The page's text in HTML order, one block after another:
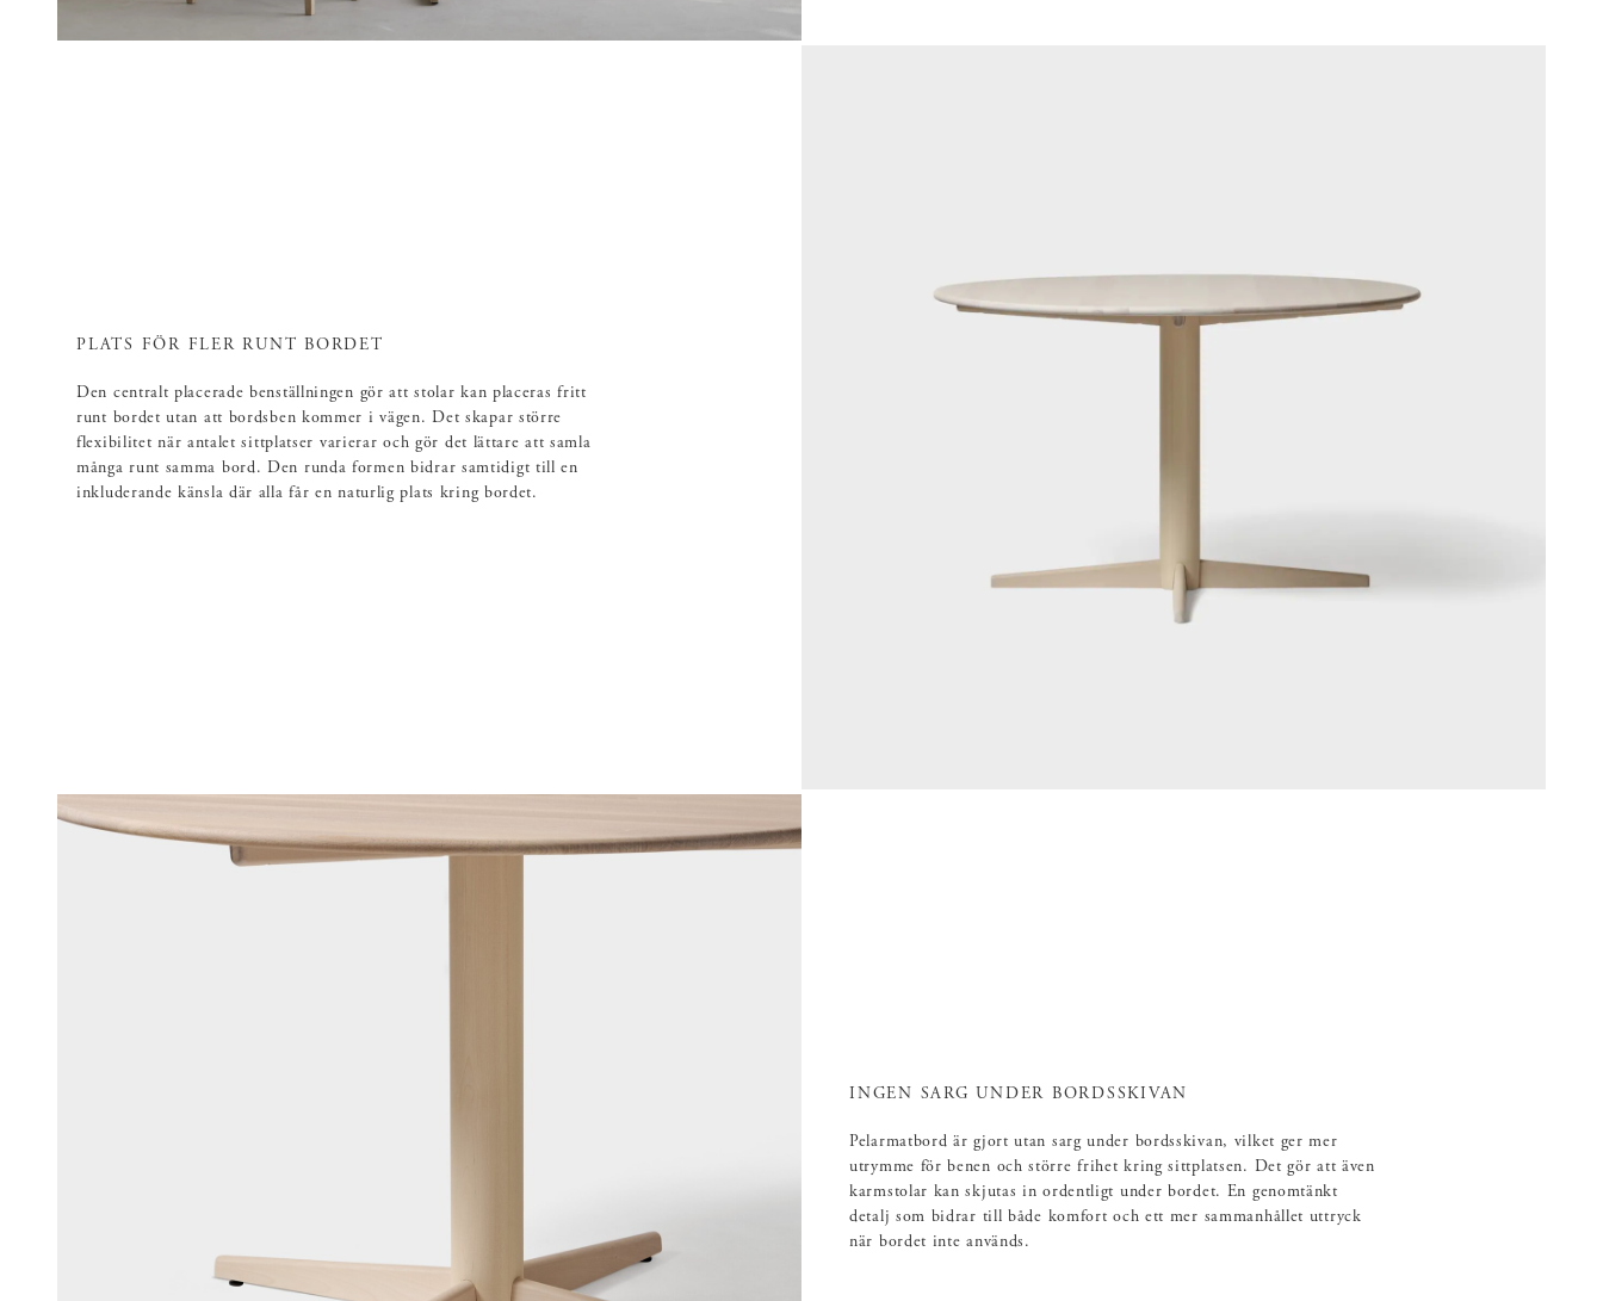
PLATS FÖR FLER RUNT BORDET
Den centralt placerade benställningen gör att stolar kan placeras fritt
runt bordet utan att bordsben kommer i vägen. Det skapar större
flexibilitet när antalet sittplatser varierar och gör det lättare att samla
många runt samma bord. Den runda formen bidrar samtidigt till en
inkluderande känsla där alla får en naturlig plats kring bordet.
INGEN SARG UNDER BORDSSKIVAN
Pelarmatbord är gjort utan sarg under bordsskivan, vilket ger mer
utrymme för benen och större frihet kring sittplatsen. Det gör att även
karmstolar kan skjutas in ordentligt under bordet. En genomtänkt
detalj som bidrar till både komfort och ett mer sammanhållet uttryck
när bordet inte används.